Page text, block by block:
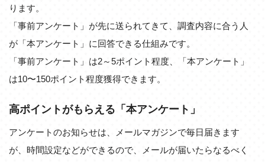
ります。
「事前アンケート」が先に送られてきて、調査内容に合う人
が「本アンケート」に回答できる仕組みです。
「事前アンケート」は2～5ポイント程度、「本アンケート」
は10〜150ポイント程度獲得できます。
高ポイントがもらえる「本アンケート」
アンケートのお知らせは、メールマガジンで毎日届きます
が、時間設定などができるので、メールが届いたらなるべく